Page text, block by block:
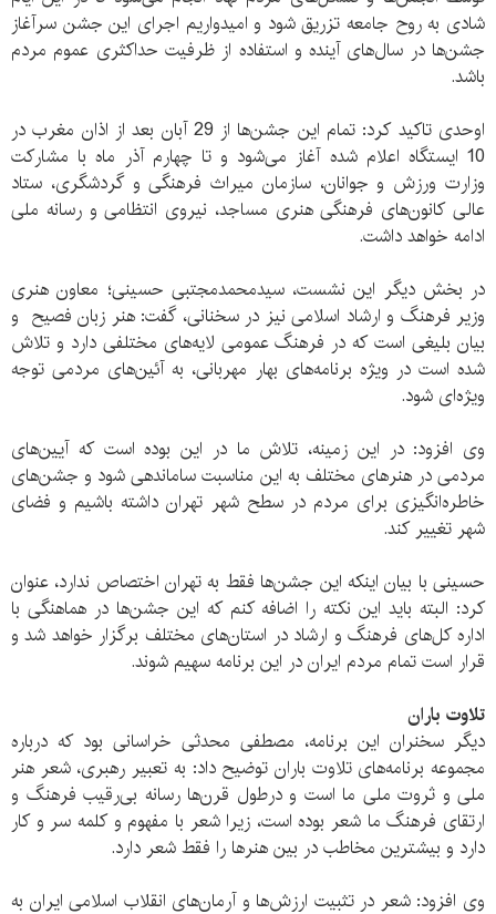
شادی به روح جامعه تزریق شود و امیدواریم اجرای این جشن سرآغاز
جشن‌ها در سال‌های آینده و استفاده از ظرفیت حداکثری عموم مردم
باشد.
اوحدی تاکید کرد:‌ تمام این جشن‌ها از 29 آبان بعد از اذان مغرب در
10 ایستگاه اعلام شده آغاز می‌شود و تا چهارم آذر ماه با مشارکت
وزارت ورزش و جوانان،‌ سازمان میراث فرهنگی و گردشگری، ستاد
عالی کانون‌های فرهنگی هنری مساجد، نیروی انتظامی و رسانه ملی
ادامه خواهد داشت.
در بخش دیگر این نشست، سیدمحمدمجتبی حسینی؛ معاون هنری
وزیر فرهنگ و ارشاد اسلامی نیز در سخنانی، گفت: ‌هنر زبان فصیح و
بیان بلیغی است که در فرهنگ عمومی لایه‌های مختلفی دارد و تلاش
شده است در ویژه برنامه‌های بهار مهربانی، به آئین‌های مردمی توجه
ویژه‌ای شود.
وی افزود: در این زمینه، تلاش ما در این بوده است که آیین‌های
مردمی در هنرهای مختلف به این مناسبت ساماندهی شود و جشن‌های
خاطره‌انگیزی برای مردم در سطح شهر تهران داشته باشیم و فضای
شهر تغییر کند.
حسینی با بیان اینکه این جشن‌ها فقط به تهران اختصاص ندارد، عنوان
کرد: البته باید این نکته را اضافه کنم که این جشن‌ها در هماهنگی با
اداره‌ کل‌های فرهنگ و ارشاد در استان‌های مختلف برگزار خواهد شد و
قرار است تمام مردم ایران در این برنامه سهیم شوند.
تلاوت باران
دیگر سخنران این برنامه، مصطفی محدثی خراسانی بود که درباره
مجموعه برنامه‌های تلاوت باران توضیح داد: به تعبیر رهبری، شعر هنر
ملی و ثروت ملی ما است و درطول قرن‌ها رسانه بی‌رقیب فرهنگ و
ارتقای فرهنگ ما شعر بوده است، زیرا شعر با مفهوم و کلمه سر و کار
دارد و بیشترین مخاطب در بین هنرها را فقط شعر دارد.
وی افزود: شعر در تثبیت ارزش‌ها و آرمان‌های انقلاب اسلامی ایران به